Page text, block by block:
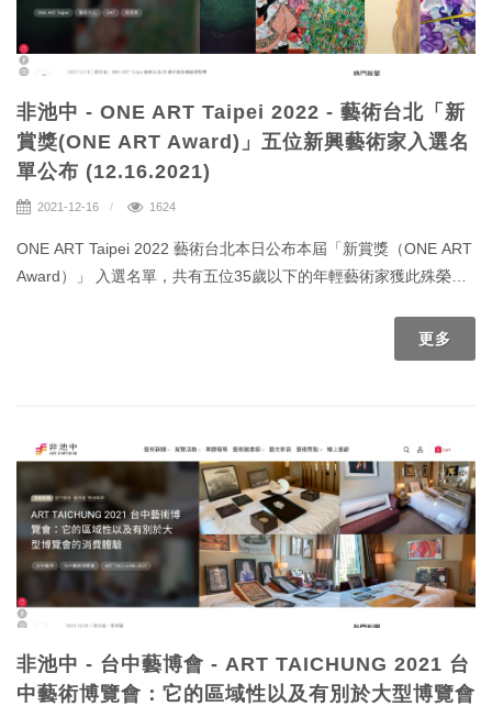
非池中 - ONE ART Taipei 2022 - 藝術台北「新
賞獎(ONE ART Award)」五位新興藝術家入選名
單公布 (12.16.2021)
2021-12-16 1624
ONE ART Taipei 2022 藝術台北本日公布本屆「新賞獎（ONE ART
Award）」 入選名單，共有五位35歲以下的年輕藝術家獲此殊榮。
作，本屆評審團也將挑選出三位藝術家優選作品，並且於2022年1月
更多
非池中 - 台中藝博會 - ART TAICHUNG 2021 台
中藝術博覽會：它的區域性以及有別於大型博覽會